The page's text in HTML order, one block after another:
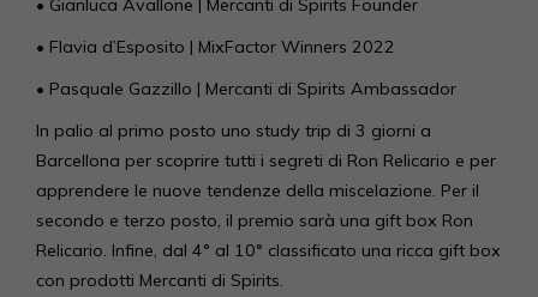
• Gianluca Avallone | Mercanti di Spirits Founder
• Flavia d’Esposito | MixFactor Winners 2022
• Pasquale Gazzillo | Mercanti di Spirits Ambassador
In palio al primo posto uno study trip di 3 giorni a
Barcellona per scoprire tutti i segreti di Ron Relicario e per
apprendere le nuove tendenze della miscelazione. Per il
secondo e terzo posto, il premio sarà una gift box Ron
Relicario. Infine, dal 4° al 10° classificato una ricca gift box
con prodotti Mercanti di Spirits.